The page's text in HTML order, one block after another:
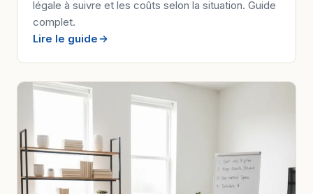
légale à suivre et les coûts selon la situation. Guide
complet.
Lire le guide